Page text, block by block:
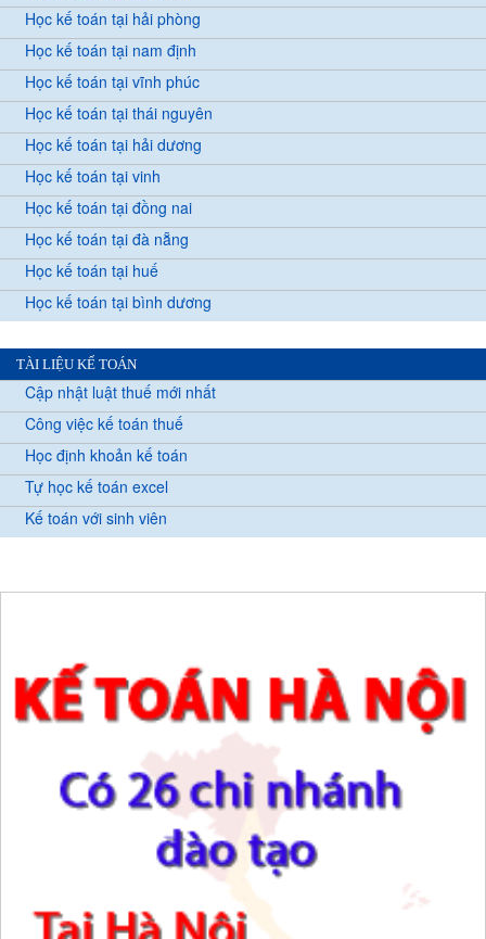
Học kế toán tại hải phòng
Học kế toán tại nam định
Học kế toán tại vĩnh phúc
Học kế toán tại thái nguyên
Học kế toán tại hải dương
Học kế toán tại vinh
Học kế toán tại đồng nai
Học kế toán tại đà nẵng
Học kế toán tại huế
Học kế toán tại bình dương
TÀI LIỆU KẾ TOÁN
Cập nhật luật thuế mới nhất
Công việc kế toán thuế
Học định khoản kế toán
Tự học kế toán excel
Kế toán với sinh viên